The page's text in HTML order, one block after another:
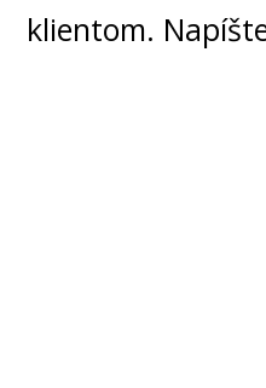
klientom.